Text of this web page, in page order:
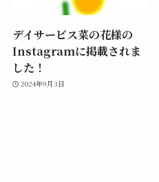
デイサービス菜の花様の
Instagramに掲載されま
した！
2024年9月3日